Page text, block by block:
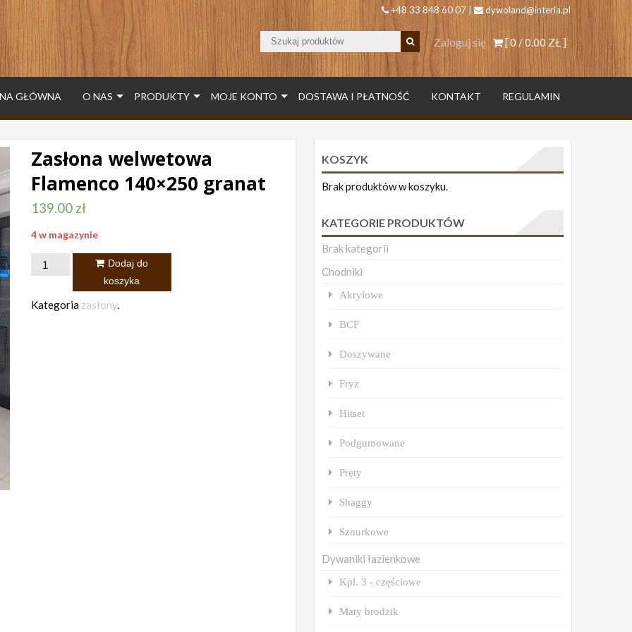
+48 33 848 60 07 | dywoland@interia.pl
[ 0 /0.00 ZŁ]
Zaloguj się
GŁÓWNA O NAS PRODUKTY MOJE KONTO DOSTAWA I PŁATNOŚĆ KONTAKT REGULAMIN
Zasłona welwetowa
Flamenco 140×250 granat
139.00 zł
4 w magazynie
ilość
welwetowa
Dodaj do
koszyka
Kategoria zasłony.
KOSZYK
Brak produktów w koszyku.
KATEGORIE PRODUKTÓW
Brak kategorii
Chodniki
Akrylowe
BCF
Doszywane
Fryz
Hitset
Podgumowane
Pręty
Shaggy
Sznurkowe
Dywaniki łazienkowe
Kpl. 3 - częściowe
Maty brodzik